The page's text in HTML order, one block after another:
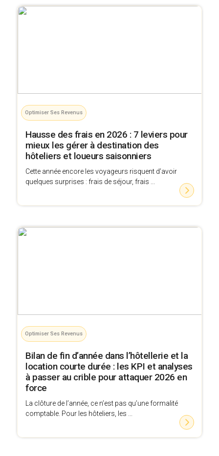
Optimiser Ses Revenus
Hausse des frais en 2026 : 7 leviers pour
mieux les gérer à destination des
hôteliers et loueurs saisonniers
Cette année encore les voyageurs risquent d’avoir
quelques surprises : frais de séjour, frais ...
Optimiser Ses Revenus
Bilan de fin d’année dans l’hôtellerie et la
location courte durée : les KPI et analyses
à passer au crible pour attaquer 2026 en
force
La clôture de l’année, ce n’est pas qu’une formalité
comptable. Pour les hôteliers, les ...